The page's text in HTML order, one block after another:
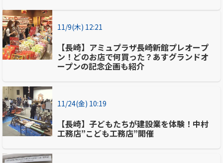
11/9(木) 12:21
【長崎】アミュプラザ長崎新館プレオープ
ン！どのお店で何買った？あすグランドオ
ープンの記念企画も紹介
11/24(金) 10:19
【長崎】子どもたちが建設業を体験！中村
工務店”こども工務店”開催